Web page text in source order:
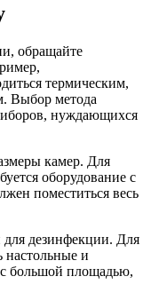
обращайте
термическим,
Выбор метода
нуждающихся
камер. Для
оборудование с
поместиться весь
для дезинфекции. Для
и
большой площадью,